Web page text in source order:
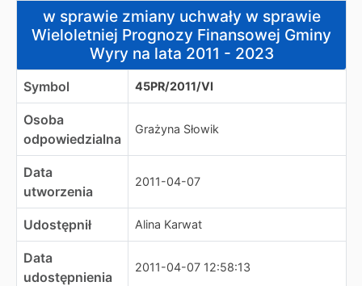
w sprawie zmiany uchwały w sprawie Wieloletniej
w sprawie zmiany uchwały w sprawie
Wieloletniej Prognozy Finansowej Gminy
Wyry na lata 2011 - 2023
Symbol 45PR/2011/VI
Osoba
odpowiedzialna
Grażyna Słowik
Data
utworzenia
2011-04-07
Udostępnił Alina Karwat
Data
udostępnienia
2011-04-07 12:58:13